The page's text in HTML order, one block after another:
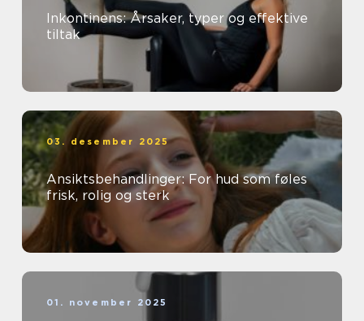
Inkontinens: Årsaker, typer og effektive
tiltak
03. desember 2025
Ansiktsbehandlinger: For hud som føles
frisk, rolig og sterk
01. november 2025